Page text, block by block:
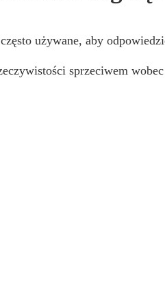
używane, aby
sprzeciwem